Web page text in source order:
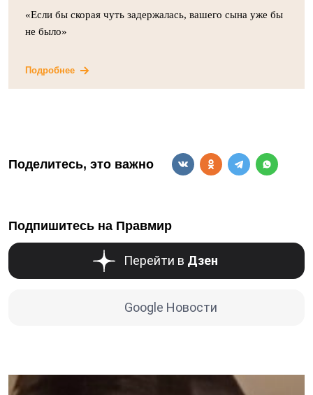
«Если бы скорая чуть задержалась, вашего сына уже бы
не было»
Подробнее
Поделитесь, это важно
Подпишитесь на Правмир
Перейти в Дзен
Google Новости